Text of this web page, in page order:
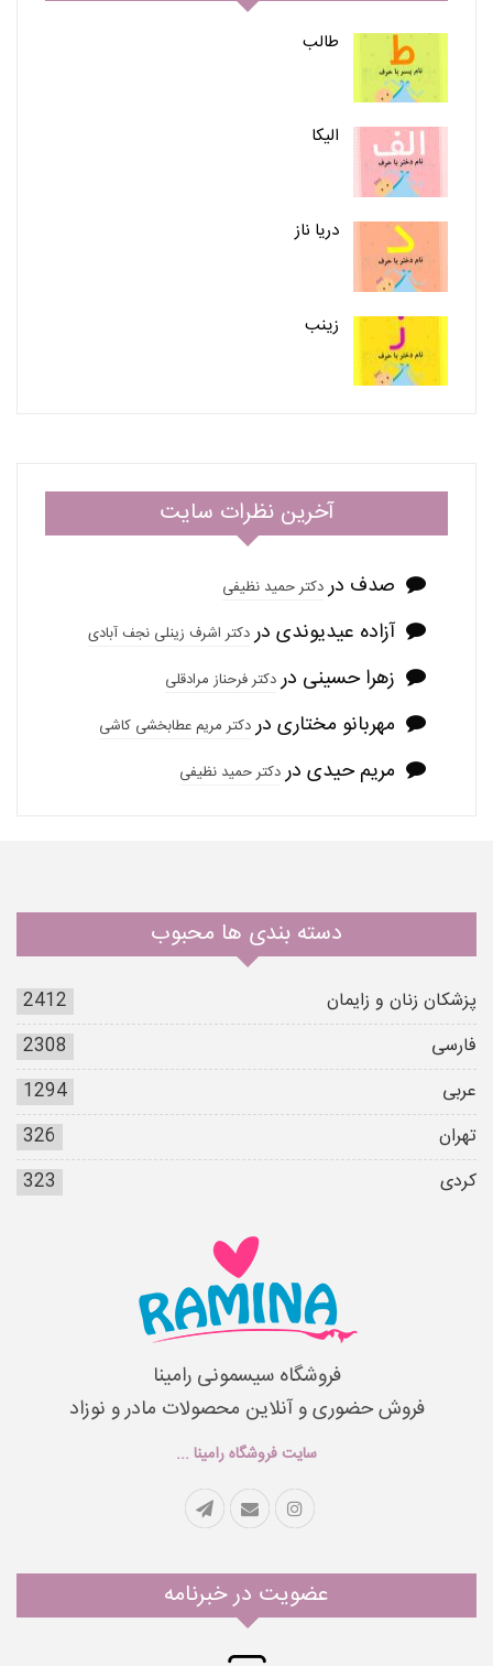
طالب
الیکا
دریا ناز
زینب
آخرین نظرات سایت
صدف دردکتر حمید نظیفی
آزاده عیدیوندی دردکتر اشرف زینلی نجف آبادی
زهرا حسینی دردکتر فرحناز مرادقلی
مهربانو مختاری دردکتر مریم عطابخشی کاشی
مریم حیدی دردکتر حمید نظیفی
دسته بندی ها محبوب
پزشکان زنان و زایمان
2412
فارسی
2308
عربی
1294
تهران
326
کردی
323
فروشگاه سیسمونی رامینا
فروش حضوری و آنلاین محصولات مادر و نوزاد
سایت فروشگاه رامینا ...
عضویت در خبرنامه